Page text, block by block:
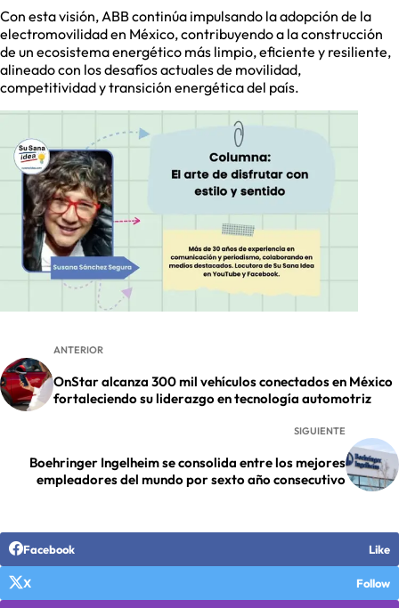
Con esta visión, ABB continúa impulsando la adopción de la
electromovilidad en México, contribuyendo a la construcción
de un ecosistema energético más limpio, eficiente y resiliente,
alineado con los desafíos actuales de movilidad,
competitividad y transición energética del país.
ANTERIOR
OnStar alcanza 300 mil vehículos conectados en México
fortaleciendo su liderazgo en tecnología automotriz
SIGUIENTE
Boehringer Ingelheim se consolida entre los mejores
empleadores del mundo por sexto año consecutivo
Facebook Like
X Follow